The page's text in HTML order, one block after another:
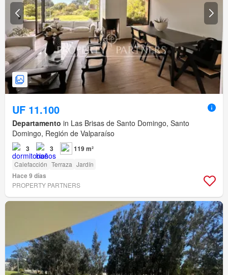
UF 11.100
Departamento in Las Brisas de Santo Domingo, Santo
Domingo, Región de Valparaíso
3 3 119 m²
Calefacción Terraza Jardín
Hace 9 días
PROPERTY PARTNERS